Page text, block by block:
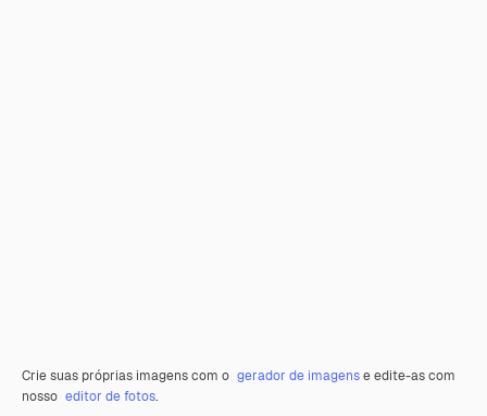
Crie suas próprias imagens com o gerador de imagense edite-as com
nosso editor de fotos.